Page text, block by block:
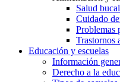
Salud bucal
Cuidado
Problemas
Trastornos
Educación y escuelas
Información
Derecho a la